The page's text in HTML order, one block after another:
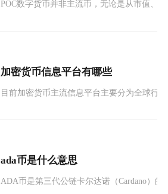
POC数字货币并非主流币，无论是从市值、
加密货币信息平台有哪些
目前加密货币主流信息平台主要分为全球行
ada币是什么意思
ADA币是第三代公链卡尔达诺（Cardano）